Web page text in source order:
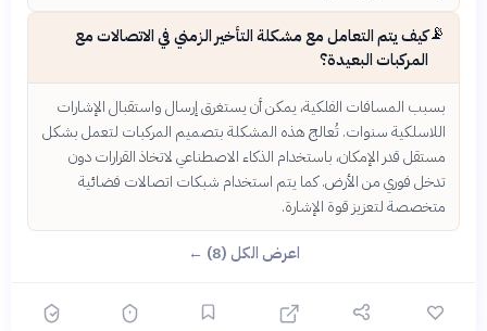
📡كيف يتم التعامل مع مشكلة التأخير الزمني في الاتصالات مع
المركبات البعيدة؟
بسبب المسافات الفلكية، يمكن أن يستغرق إرسال واستقبال الإشارات
اللاسلكية سنوات. تُعالج هذه المشكلة بتصميم المركبات لتعمل بشكل
مستقل قدر الإمكان، باستخدام الذكاء الاصطناعي لاتخاذ القرارات دون
تدخل فوري من الأرض. كما يتم استخدام شبكات اتصالات فضائية
متخصصة لتعزيز قوة الإشارة.
اعرض الكل (8) ←